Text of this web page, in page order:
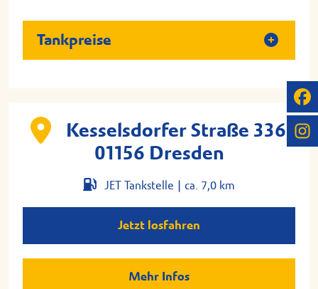
Tankpreise
Kesselsdorfer Straße 336,
01156 Dresden
JET Tankstelle | ca. 7,0 km
Jetzt losfahren
Mehr Infos